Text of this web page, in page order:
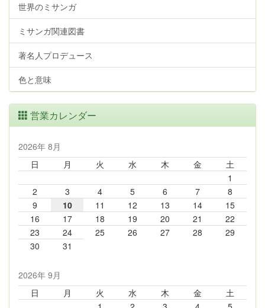
世界のミサンガ
ミサンガ関連図書
著名人プロデュース
色と意味
営業カレンダー
2026年 8月
日
月 火 水 木 金
土
1
2
3 4 5 6 7
8
9
10 11 12 13 14
15
16
17 18 19 20 21
22
23
24 25 26 27 28
29
30
31
2026年 9月
日
月 火 水 木 金
土